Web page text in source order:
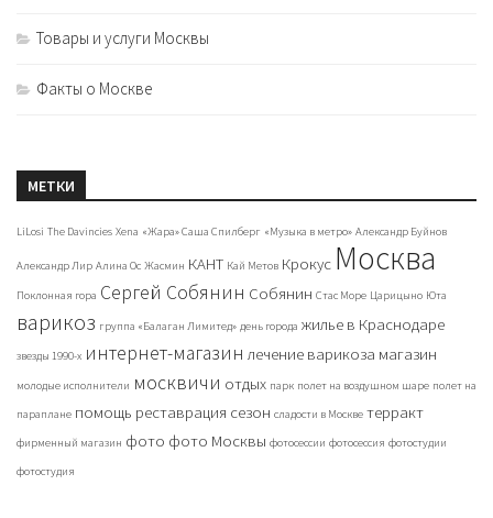
Товары и услуги Москвы
Факты о Москве
МЕТКИ
LiLosi The Davincies Xena «Жара» Саша Спилберг «Музыка в метро» Александр Буйнов
Александр Лир Алина Ос Жасмин КАНТ Кай Метов Крокус Москва
Поклонная гора Сергей Собянин Собянин Стас Море Царицыно Юта
варикоз группа «Балаган Лимитед» день города жилье в Краснодаре
звезды 1990-х интернет-магазин лечение варикоза магазин
молодые исполнители москвичи отдых парк полет на воздушном шаре полет на
параплане помощь реставрация сезон сладости в Москве терракт
фирменный магазин фото фото Москвы фотосессии фотосессия фотостудии
фотостудия